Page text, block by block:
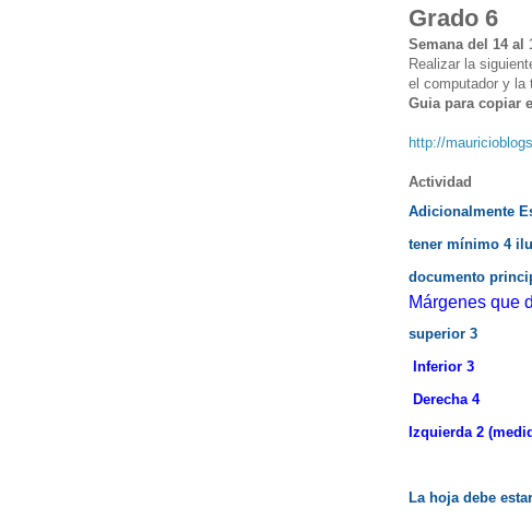
Grado 6
Semana del 14 al
Realizar la
el computador y la
Guia para copiar
http://
Actividad
Adicionalmente
tener mínimo 4
documento
Márgenes que
superior 3
Inferior 3
Derecha 4
Izquierda 2
La hoja debe